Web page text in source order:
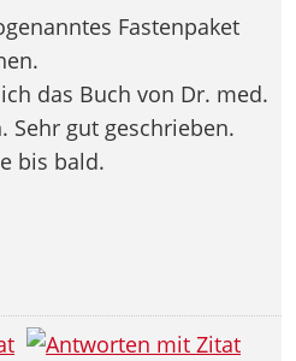
Fastenpaket
das Buch von Dr. med.
Sehr gut geschrieben.
bis bald.